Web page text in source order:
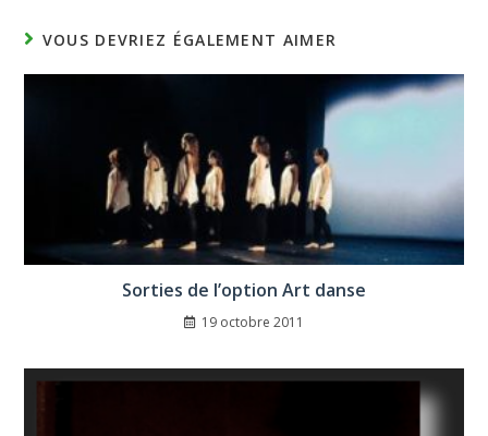
VOUS DEVRIEZ ÉGALEMENT AIMER
Sorties de l’option Art danse
19 octobre 2011